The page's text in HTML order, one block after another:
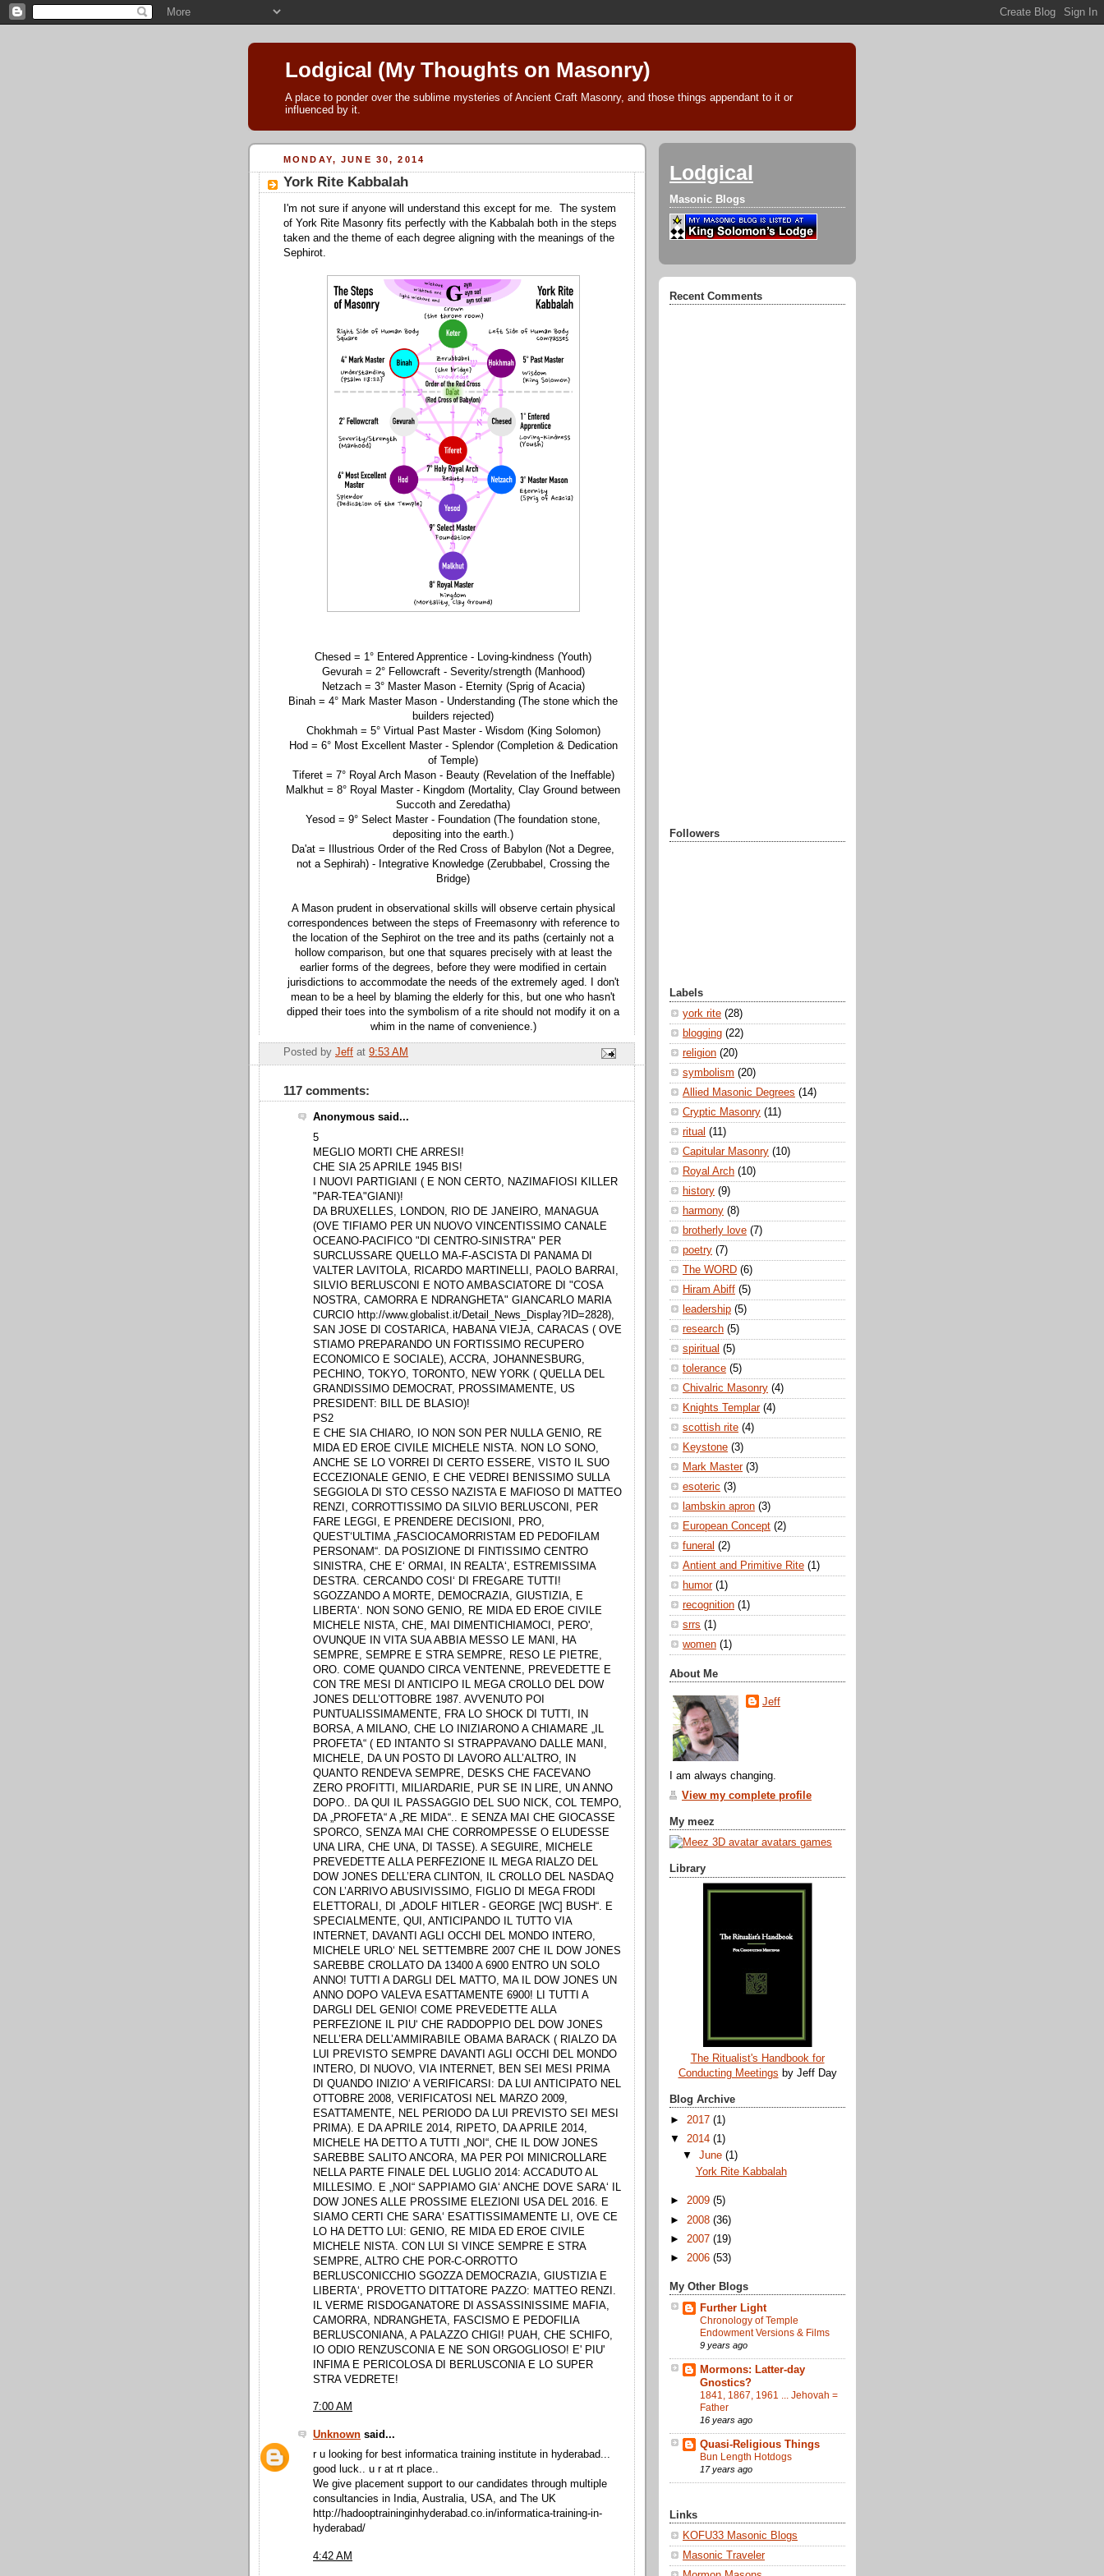
Lodgical (My Thoughts on Masonry)
A place to ponder over the sublime mysteries of Ancient Craft Masonry, and those things appendant to it or
influenced by it.
MONDAY, JUNE 30, 2014
York Rite Kabbalah
I'm not sure if anyone will understand this except for me. The system
of York Rite Masonry fits perfectly with the Kabbalah both in the steps
taken and the theme of each degree aligning with the meanings of the
Sephirot.
Chesed = 1° Entered Apprentice - Loving-kindness (Youth)
Gevurah = 2° Fellowcraft - Severity/strength (Manhood)
Netzach = 3° Master Mason - Eternity (Sprig of Acacia)
Binah = 4° Mark Master Mason - Understanding (The stone which the
builders rejected)
Chokhmah = 5° Virtual Past Master - Wisdom (King Solomon)
Hod = 6° Most Excellent Master - Splendor (Completion & Dedication
of Temple)
Tiferet = 7° Royal Arch Mason - Beauty (Revelation of the Ineffable)
Malkhut = 8° Royal Master - Kingdom (Mortality, Clay Ground between
Succoth and Zeredatha)
Yesod = 9° Select Master - Foundation (The foundation stone,
depositing into the earth.)
Da'at = Illustrious Order of the Red Cross of Babylon (Not a Degree,
not a Sephirah) - Integrative Knowledge (Zerubbabel, Crossing the
Bridge)
A Mason prudent in observational skills will observe certain physical
correspondences between the steps of Freemasonry with reference to
the location of the Sephirot on the tree and its paths (certainly not a
hollow comparison, but one that squares precisely with at least the
earlier forms of the degrees, before they were modified in certain
jurisdictions to accommodate the needs of the extremely aged. I don't
mean to be a heel by blaming the elderly for this, but one who hasn't
dipped their toes into the symbolism of a rite should not modify it on a
whim in the name of convenience.)
Posted by Jeff at 9:53 AM
117 comments:
Anonymous said...
5
MEGLIO MORTI CHE ARRESI!
CHE SIA 25 APRILE 1945 BIS!
I NUOVI PARTIGIANI ( E NON CERTO, NAZIMAFIOSI KILLER
"PAR-TEA"GIANI)!
DA BRUXELLES, LONDON, RIO DE JANEIRO, MANAGUA
(OVE TIFIAMO PER UN NUOVO VINCENTISSIMO CANALE
OCEANO-PACIFICO "DI CENTRO-SINISTRA" PER
SURCLUSSARE QUELLO MA-F-ASCISTA DI PANAMA DI
VALTER LAVITOLA, RICARDO MARTINELLI, PAOLO BARRAI,
SILVIO BERLUSCONI E NOTO AMBASCIATORE DI "COSA
NOSTRA, CAMORRA E NDRANGHETA" GIANCARLO MARIA
CURCIO http://www.globalist.it/Detail_News_Display?ID=2828),
SAN JOSE DI COSTARICA, HABANA VIEJA, CARACAS ( OVE
STIAMO PREPARANDO UN FORTISSIMO RECUPERO
ECONOMICO E SOCIALE), ACCRA, JOHANNESBURG,
PECHINO, TOKYO, TORONTO, NEW YORK ( QUELLA DEL
GRANDISSIMO DEMOCRAT, PROSSIMAMENTE, US
PRESIDENT: BILL DE BLASIO)!
PS2
E CHE SIA CHIARO, IO NON SON PER NULLA GENIO, RE
MIDA ED EROE CIVILE MICHELE NISTA. NON LO SONO,
ANCHE SE LO VORREI DI CERTO ESSERE, VISTO IL SUO
ECCEZIONALE GENIO, E CHE VEDREI BENISSIMO SULLA
SEGGIOLA DI STO CESSO NAZISTA E MAFIOSO DI MATTEO
RENZI, CORROTTISSIMO DA SILVIO BERLUSCONI, PER
FARE LEGGI, E PRENDERE DECISIONI, PRO,
QUEST‘ULTIMA „FASCIOCAMORRISTAM ED PEDOFILAM
PERSONAM“. DA POSIZIONE DI FINTISSIMO CENTRO
SINISTRA, CHE E‘ ORMAI, IN REALTA‘, ESTREMISSIMA
DESTRA. CERCANDO COSI‘ DI FREGARE TUTTI!
SGOZZANDO A MORTE, DEMOCRAZIA, GIUSTIZIA, E
LIBERTA‘. NON SONO GENIO, RE MIDA ED EROE CIVILE
MICHELE NISTA, CHE, MAI DIMENTICHIAMOCI, PERO',
OVUNQUE IN VITA SUA ABBIA MESSO LE MANI, HA
SEMPRE, SEMPRE E STRA SEMPRE, RESO LE PIETRE,
ORO. COME QUANDO CIRCA VENTENNE, PREVEDETTE E
CON TRE MESI DI ANTICIPO IL MEGA CROLLO DEL DOW
JONES DELL’OTTOBRE 1987. AVVENUTO POI
PUNTUALISSIMAMENTE, FRA LO SHOCK DI TUTTI, IN
BORSA, A MILANO, CHE LO INIZIARONO A CHIAMARE „IL
PROFETA“ ( ED INTANTO SI STRAPPAVANO DALLE MANI,
MICHELE, DA UN POSTO DI LAVORO ALL’ALTRO, IN
QUANTO RENDEVA SEMPRE, DESKS CHE FACEVANO
ZERO PROFITTI, MILIARDARIE, PUR SE IN LIRE, UN ANNO
DOPO.. DA QUI IL PASSAGGIO DEL SUO NICK, COL TEMPO,
DA „PROFETA“ A „RE MIDA“.. E SENZA MAI CHE GIOCASSE
SPORCO, SENZA MAI CHE CORROMPESSE O ELUDESSE
UNA LIRA, CHE UNA, DI TASSE). A SEGUIRE, MICHELE
PREVEDETTE ALLA PERFEZIONE IL MEGA RIALZO DEL
DOW JONES DELL’ERA CLINTON, IL CROLLO DEL NASDAQ
CON L’ARRIVO ABUSIVISSIMO, FIGLIO DI MEGA FRODI
ELETTORALI, DI „ADOLF HITLER - GEORGE [WC] BUSH“. E
SPECIALMENTE, QUI, ANTICIPANDO IL TUTTO VIA
INTERNET, DAVANTI AGLI OCCHI DEL MONDO INTERO,
MICHELE URLO‘ NEL SETTEMBRE 2007 CHE IL DOW JONES
SAREBBE CROLLATO DA 13400 A 6900 ENTRO UN SOLO
ANNO! TUTTI A DARGLI DEL MATTO, MA IL DOW JONES UN
ANNO DOPO VALEVA ESATTAMENTE 6900! LI TUTTI A
DARGLI DEL GENIO! COME PREVEDETTE ALLA
PERFEZIONE IL PIU‘ CHE RADDOPPIO DEL DOW JONES
NELL’ERA DELL’AMMIRABILE OBAMA BARACK ( RIALZO DA
LUI PREVISTO SEMPRE DAVANTI AGLI OCCHI DEL MONDO
INTERO, DI NUOVO, VIA INTERNET, BEN SEI MESI PRIMA
DI QUANDO INIZIO‘ A VERIFICARSI: DA LUI ANTICIPATO NEL
OTTOBRE 2008, VERIFICATOSI NEL MARZO 2009,
ESATTAMENTE, NEL PERIODO DA LUI PREVISTO SEI MESI
PRIMA). E DA APRILE 2014, RIPETO, DA APRILE 2014,
MICHELE HA DETTO A TUTTI „NOI“, CHE IL DOW JONES
SAREBBE SALITO ANCORA, MA PER POI MINICROLLARE
NELLA PARTE FINALE DEL LUGLIO 2014: ACCADUTO AL
MILLESIMO. E „NOI“ SAPPIAMO GIA‘ ANCHE DOVE SARA‘ IL
DOW JONES ALLE PROSSIME ELEZIONI USA DEL 2016. E
SIAMO CERTI CHE SARA‘ ESATTISSIMAMENTE LI, OVE CE
LO HA DETTO LUI: GENIO, RE MIDA ED EROE CIVILE
MICHELE NISTA. CON LUI SI VINCE SEMPRE E STRA
SEMPRE, ALTRO CHE POR-C-ORROTTO
BERLUSCONICCHIO SGOZZA DEMOCRAZIA, GIUSTIZIA E
LIBERTA‘, PROVETTO DITTATORE PAZZO: MATTEO RENZI.
IL VERME RISDOGANATORE DI ASSASSINISSIME MAFIA,
CAMORRA, NDRANGHETA, FASCISMO E PEDOFILIA
BERLUSCONIANA, A PALAZZO CHIGI! PUAH, CHE SCHIFO,
IO ODIO RENZUSCONIA E NE SON ORGOGLIOSO! E' PIU'
INFIMA E PERICOLOSA DI BERLUSCONIA E LO SUPER
STRA VEDRETE!
7:00 AM
Unknown said...
r u looking for best informatica training institute in hyderabad...
good luck.. u r at rt place..
We give placement support to our candidates through multiple
consultancies in India, Australia, USA, and The UK
http://hadooptraininginhyderabad.co.in/informatica-training-in-
hyderabad/
4:42 AM
Lodgical
Masonic Blogs
Recent Comments
Followers
Labels
york rite (28)
blogging (22)
religion (20)
symbolism (20)
Allied Masonic Degrees (14)
Cryptic Masonry (11)
ritual (11)
Capitular Masonry (10)
Royal Arch (10)
history (9)
harmony (8)
brotherly love (7)
poetry (7)
The WORD (6)
Hiram Abiff (5)
leadership (5)
research (5)
spiritual (5)
tolerance (5)
Chivalric Masonry (4)
Knights Templar (4)
scottish rite (4)
Keystone (3)
Mark Master (3)
esoteric (3)
lambskin apron (3)
European Concept (2)
funeral (2)
Antient and Primitive Rite (1)
humor (1)
recognition (1)
srrs (1)
women (1)
About Me
Jeff
I am always changing.
View my complete profile
My meez
Library
The Ritualist's Handbook for
Conducting Meetings by Jeff Day
Blog Archive
► 2017 (1)
▼ 2014 (1)
▼June(1)
York Rite Kabbalah
► 2009 (5)
► 2008 (36)
► 2007 (19)
► 2006 (53)
My Other Blogs
Further Light
Chronology of Temple
Endowment Versions & Films
9 years ago
Mormons: Latter-day
Gnostics?
1841, 1867, 1961 ... Jehovah =
Father
16 years ago
Quasi-Religious Things
Bun Length Hotdogs
17 years ago
Links
KOFU33 Masonic Blogs
Masonic Traveler